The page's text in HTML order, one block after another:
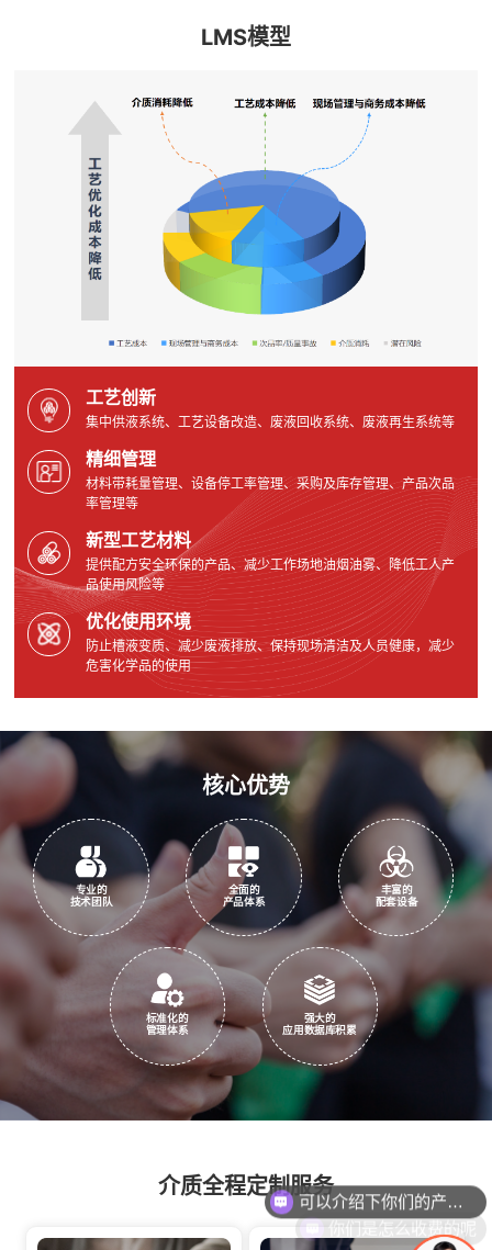
LMS模型
工艺创新
集中供液系统、工艺设备改造、废液回收系统、废液再生系统等
精细管理
材料带耗量管理、设备停工率管理、采购及库存管理、产品次品
率管理等
新型工艺材料
提供配方安全环保的产品、减少工作场地油烟油雾、降低工人产
品使用风险等
优化使用环境
防止槽液变质、减少废液排放、保持现场清洁及人员健康，减少
危害化学品的使用
核心优势
专业的
技术团队
全面的
产品体系
丰富的
配套设备
标准化的
管理体系
强大的
应用数据库积累
介质全程定制服务
你们是怎么收费的呢